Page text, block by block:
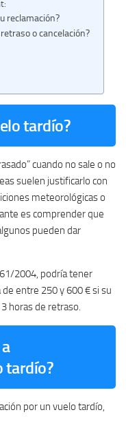
reclamación?
o cancelación?
tardío?
cuando no sale o no
suelen justificarlo con
meteorológicas o
es comprender que
pueden dar
2004, podría tener
entre 250 y 600 € si su
horas de retraso.
tardío?
por un vuelo tardío,